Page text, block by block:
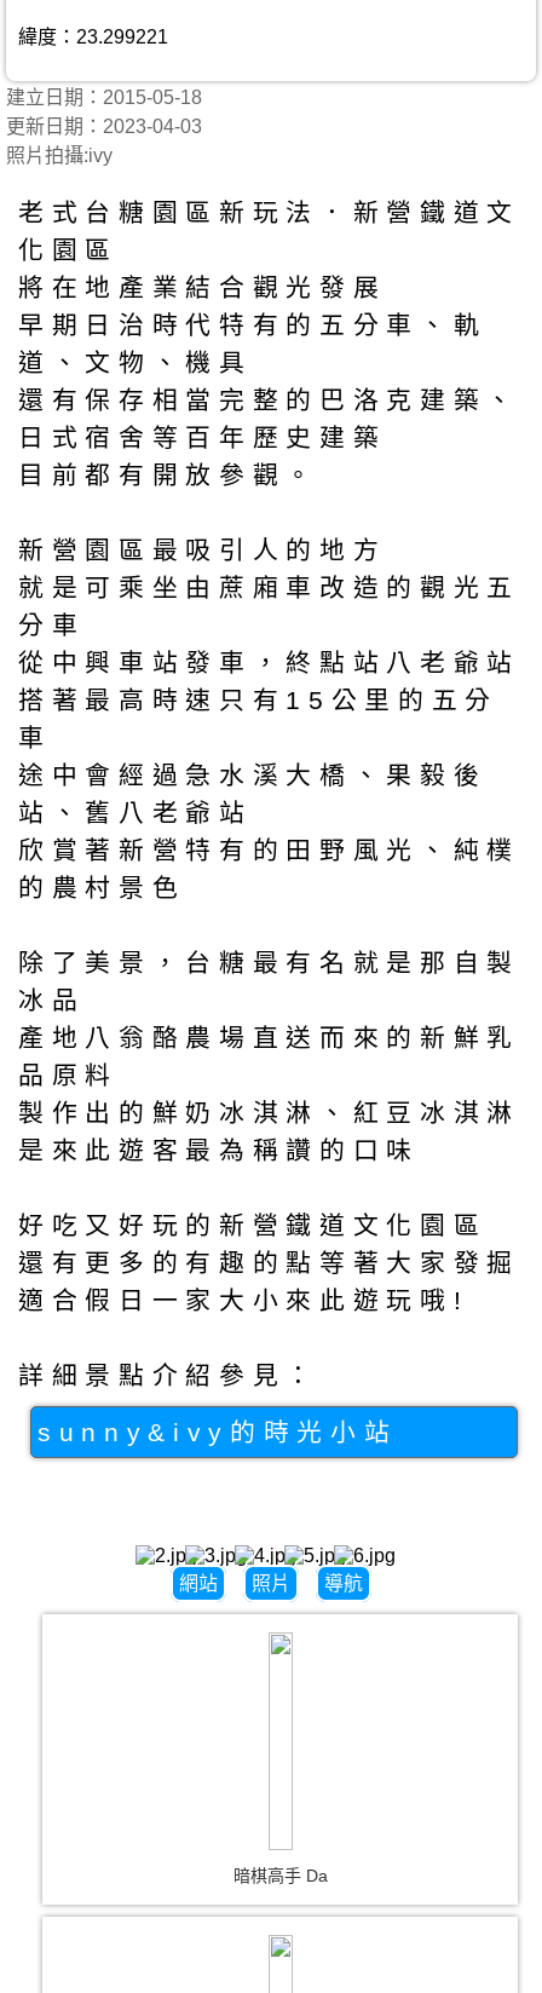
緯度：23.299221
建立日期：2015-05-18
更新日期：2023-04-03
照片拍攝:ivy
老式台糖園區新玩法．新營鐵道文
化園區
將在地產業結合觀光發展
早期日治時代特有的五分車、軌
道、文物、機具
還有保存相當完整的巴洛克建築、
日式宿舍等百年歷史建築
目前都有開放參觀。
新營園區最吸引人的地方
就是可乘坐由蔗廂車改造的觀光五
分車
從中興車站發車，終點站八老爺站
搭著最高時速只有15公里的五分
車
途中會經過急水溪大橋、果毅後
站、舊八老爺站
欣賞著新營特有的田野風光、純樸
的農村景色
除了美景，台糖最有名就是那自製
冰品
產地八翁酪農場直送而來的新鮮乳
品原料
製作出的鮮奶冰淇淋、紅豆冰淇淋
是來此遊客最為稱讚的口味
好吃又好玩的新營鐵道文化園區
還有更多的有趣的點等著大家發掘
適合假日一家大小來此遊玩哦!
詳細景點介紹參見：
sunny&ivy的時光小站
網站 照片 導航
暗棋高手 Da